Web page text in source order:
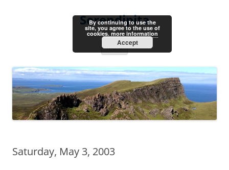
Serendipita
Menu
Saturday, May 3, 2003
By continuing to use the
site, you agree to the use of
cookies. more information
Accept